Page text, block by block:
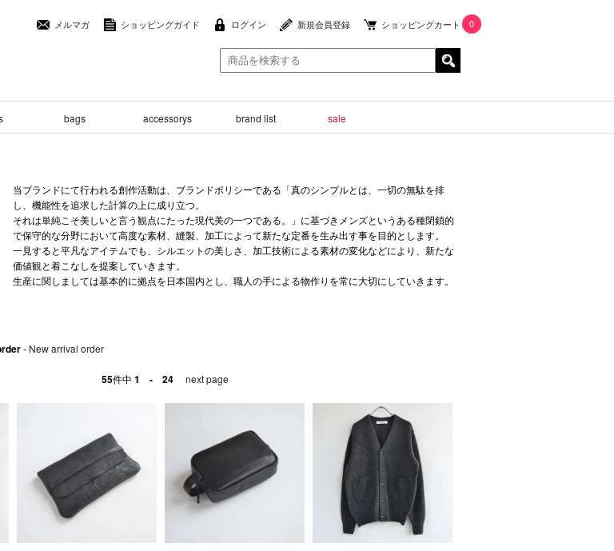
メルマガ ショッピングガイド ログイン 新規会員登録 ショッピングカート 0
bags accessorys brand list sale
当ブランドにて行われる創作活動は、ブランドポリシーである「真のシンプルとは、一切の無駄を排
し、機能性を追求した計算の上に成り立つ。
それは単純こそ美しいと言う観点にたった現代美の一つである。」に基づきメンズというある種閉鎖的
で保守的な分野において高度な素材、縫製、加工によって新たな定番を生み出す事を目的とします。
一見すると平凡なアイテムでも、シルエットの美しさ、加工技術による素材の変化などにより、新たな
価値観と着こなしを提案していきます。
生産に関しましては基本的に拠点を日本国内とし、職人の手による物作りを常に大切にしていきます。
- New arrival order
55件中 1 - 24 next page